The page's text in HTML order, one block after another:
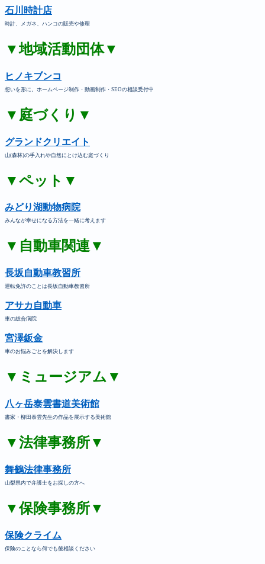
石川時計店
時計、メガネ、ハンコの販売や修理
▼地域活動団体▼
ヒノキブンコ
想いを形に。ホームページ制作・動画制作・SEOの相談受付中
▼庭づくり▼
グランドクリエイト
山(森林)の手入れや自然にとけ込む庭づくり
▼ペット▼
みどり湖動物病院
みんなが幸せになる方法を一緒に考えます
▼自動車関連▼
長坂自動車教習所
運転免許のことは長坂自動車教習所
アサカ自動車
車の総合病院
宮澤鈑金
車のお悩みごとを解決します
▼ミュージアム▼
八ヶ岳泰雲書道美術館
書家・柳田泰雲先生の作品を展示する美術館
▼法律事務所▼
舞鶴法律事務所
山梨県内で弁護士をお探しの方へ
▼保険事務所▼
保険クライム
保険のことなら何でも後相談ください